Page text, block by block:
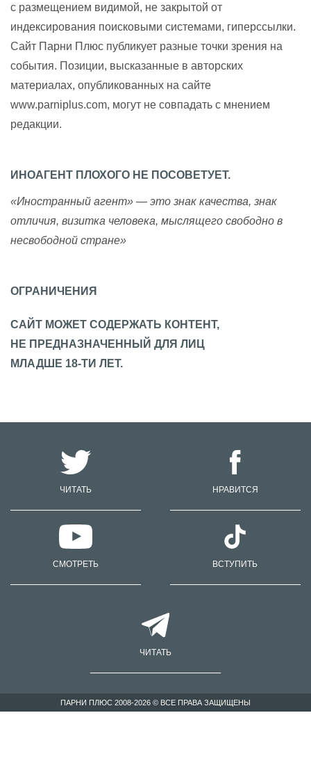
с размещением видимой, не закрытой от
индексирования поисковыми системами, гиперссылки.
Сайт Парни Плюс публикует разные точки зрения на
события. Позиции, высказанные в авторских
материалах, опубликованных на сайте
www.parniplus.com, могут не совпадать с мнением
редакции.
ИНОАГЕНТ ПЛОХОГО НЕ ПОСОВЕТУЕТ.
«Иностранный агент» — это знак качества, знак
отличия, визитка человека, мыслящего свободно в
несвободной стране»
ОГРАНИЧЕНИЯ
САЙТ МОЖЕТ СОДЕРЖАТЬ КОНТЕНТ,
НЕ ПРЕДНАЗНАЧЕННЫЙ ДЛЯ ЛИЦ
МЛАДШЕ 18-ТИ ЛЕТ.
ЧИТАТЬ НРАВИТСЯ
СМОТРЕТЬ ВСТУПИТЬ
ЧИТАТЬ
ПАРНИ ПЛЮС 2008-2026 © ВСЕ ПРАВА ЗАЩИЩЕНЫ